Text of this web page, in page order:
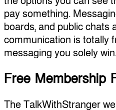
pay something.
boards, and public chats
communication is totally
messaging you solely
Free Membership
The TalkWithStranger